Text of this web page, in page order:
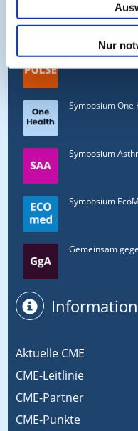
Nur
Online
Symposium
Symposium One
Symposium
Symposium
Gemeinsam
Information
Aktuelle CME
CME-Leitlinie
CME-Partner
CME-Punkte